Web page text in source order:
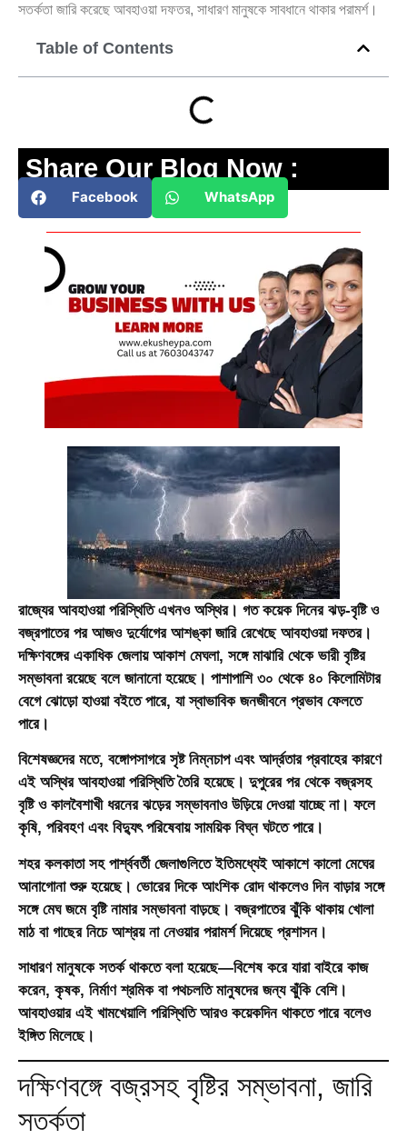
সতর্কতা জারি করেছে আবহাওয়া দফতর, সাধারণ মানুষকে সাবধানে থাকার পরামর্শ।
Table of Contents
Share Our Blog Now :
Facebook WhatsApp
রাজ্যের আবহাওয়া পরিস্থিতি এখনও অস্থির। গত কয়েক দিনের ঝড়-বৃষ্টি ও
বজ্রপাতের পর আজও দুর্যোগের আশঙ্কা জারি রেখেছে আবহাওয়া দফতর।
দক্ষিণবঙ্গের একাধিক জেলায় আকাশ মেঘলা, সঙ্গে মাঝারি থেকে ভারী বৃষ্টির
সম্ভাবনা রয়েছে বলে জানানো হয়েছে। পাশাপাশি ৩০ থেকে ৪০ কিলোমিটার
বেগে ঝোড়ো হাওয়া বইতে পারে, যা স্বাভাবিক জনজীবনে প্রভাব ফেলতে
পারে।
বিশেষজ্ঞদের মতে, বঙ্গোপসাগরে সৃষ্ট নিম্নচাপ এবং আর্দ্রতার প্রবাহের কারণে
এই অস্থির আবহাওয়া পরিস্থিতি তৈরি হয়েছে। দুপুরের পর থেকে বজ্রসহ
বৃষ্টি ও কালবৈশাখী ধরনের ঝড়ের সম্ভাবনাও উড়িয়ে দেওয়া যাচ্ছে না। ফলে
কৃষি, পরিবহণ এবং বিদ্যুৎ পরিষেবায় সাময়িক বিঘ্ন ঘটতে পারে।
শহর কলকাতা সহ পার্শ্ববর্তী জেলাগুলিতে ইতিমধ্যেই আকাশে কালো মেঘের
আনাগোনা শুরু হয়েছে। ভোরের দিকে আংশিক রোদ থাকলেও দিন বাড়ার সঙ্গে
সঙ্গে মেঘ জমে বৃষ্টি নামার সম্ভাবনা বাড়ছে। বজ্রপাতের ঝুঁকি থাকায় খোলা
মাঠ বা গাছের নিচে আশ্রয় না নেওয়ার পরামর্শ দিয়েছে প্রশাসন।
সাধারণ মানুষকে সতর্ক থাকতে বলা হয়েছে—বিশেষ করে যারা বাইরে কাজ
করেন, কৃষক, নির্মাণ শ্রমিক বা পথচলতি মানুষদের জন্য ঝুঁকি বেশি।
আবহাওয়ার এই খামখেয়ালি পরিস্থিতি আরও কয়েকদিন থাকতে পারে বলেও
ইঙ্গিত মিলেছে।
দক্ষিণবঙ্গে বজ্রসহ বৃষ্টির সম্ভাবনা, জারি
সতর্কতা